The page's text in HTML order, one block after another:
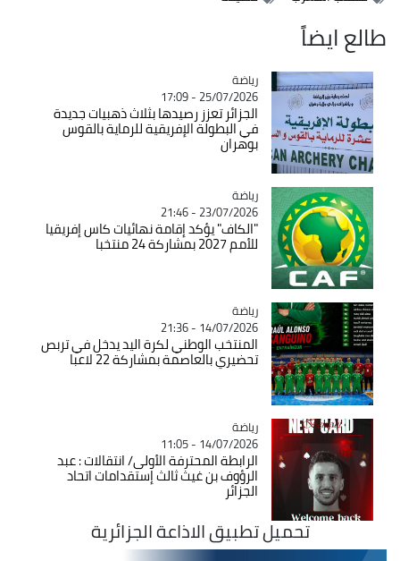
طالع ايضاً
Catégorie
رياضة
25/07/2026 - 17:09
الجزائر تعزز رصيدها بثلاث ذهبيات جديدة
في البطولة الإفريقية للرماية بالقوس
بوهران
Catégorie
رياضة
23/07/2026 - 21:46
"الكاف" يؤكد إقامة نهائيات كاس إفريقيا
للأمم 2027 بمشاركة 24 منتخبا
Catégorie
رياضة
14/07/2026 - 21:36
المنتخب الوطني لكرة اليد يدخل في تربص
تحضيري بالعاصمة بمشاركة 22 لاعبا
Catégorie
رياضة
14/07/2026 - 11:05
الرابطة المحترفة الأولى/ انتقالات : عبد
الرؤوف بن غيث ثالث إستقدامات اتحاد
الجزائر
تحميل تطبيق الاذاعة الجزائرية